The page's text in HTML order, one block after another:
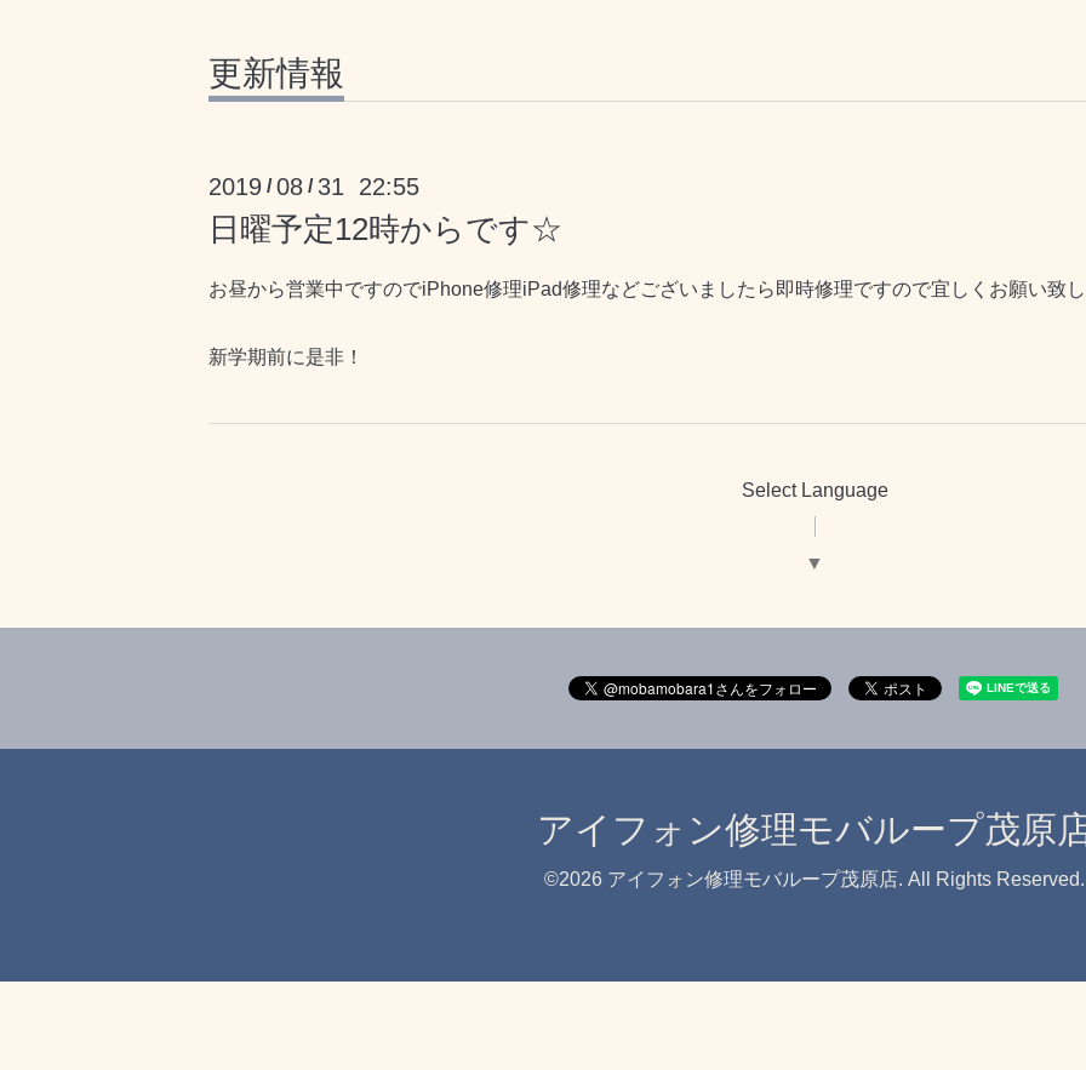
更新情報
2019 /08 / 31 22:55
日曜予定12時からです☆
お昼から営業中ですのでiPhone修理iPad修理などございましたら即時修理ですので宜しくお願い致
新学期前に是非！
Select Language
▼
アイフォン修理モバループ茂原
©2026 アイフォン修理モバループ茂原店. All Rights Reserved.